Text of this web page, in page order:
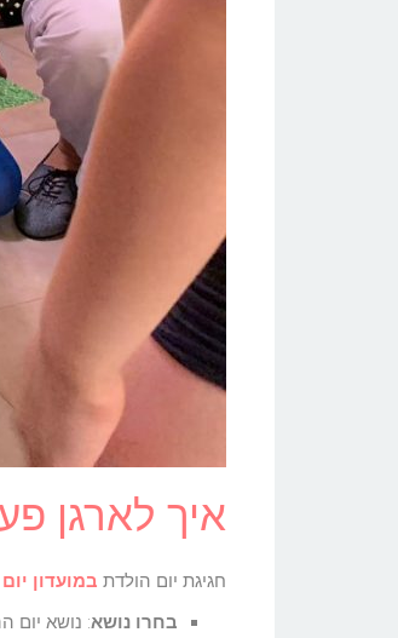
איך לארגן
חגיגת יום הולדת במועדון
בחרו נושא: נושא יום